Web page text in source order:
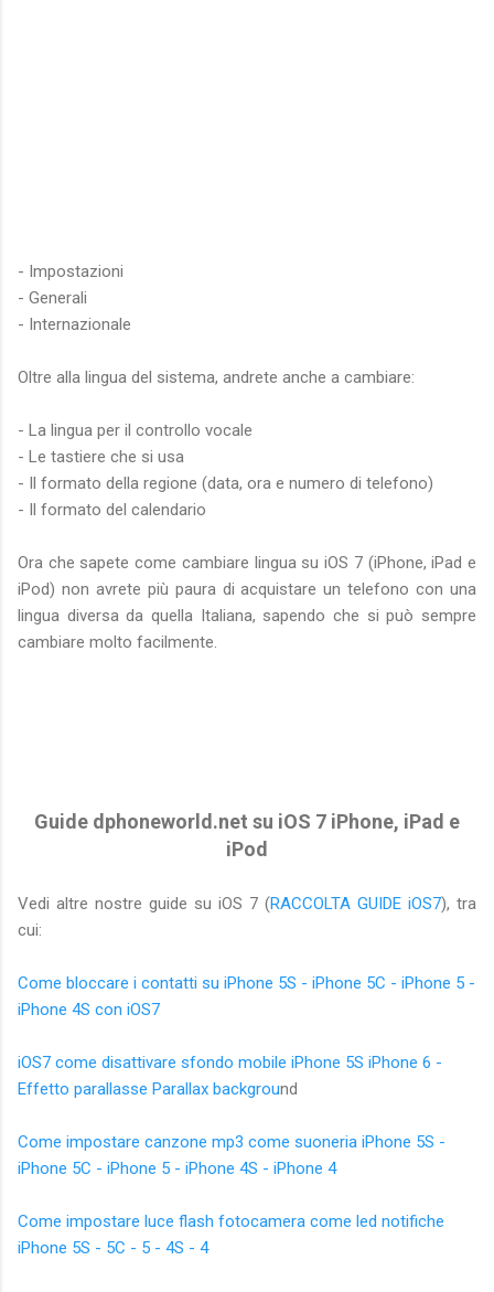
- Impostazioni
- Generali
- Internazionale
Oltre alla lingua del sistema, andrete anche a cambiare:
- La lingua per il controllo vocale
- Le tastiere che si usa
- Il formato della regione (data, ora e numero di telefono)
- Il formato del calendario
Ora che sapete come cambiare lingua su iOS 7 (iPhone, iPad e
iPod) non avrete più paura di acquistare un telefono con una
lingua diversa da quella Italiana, sapendo che si può sempre
cambiare molto facilmente.
Guide dphoneworld.net su iOS 7 iPhone, iPad e
iPod
Vedi altre nostre guide su iOS 7 (RACCOLTA GUIDE iOS7), tra
cui:
Come bloccare i contatti su iPhone 5S - iPhone 5C - iPhone 5 -
iPhone 4S con iOS7
iOS7 come disattivare sfondo mobile iPhone 5S iPhone 6 -
Effetto parallasse Parallax background
Come impostare canzone mp3 come suoneria iPhone 5S -
iPhone 5C - iPhone 5 - iPhone 4S - iPhone 4
Come impostare luce flash fotocamera come led notifiche
iPhone 5S - 5C - 5 - 4S - 4